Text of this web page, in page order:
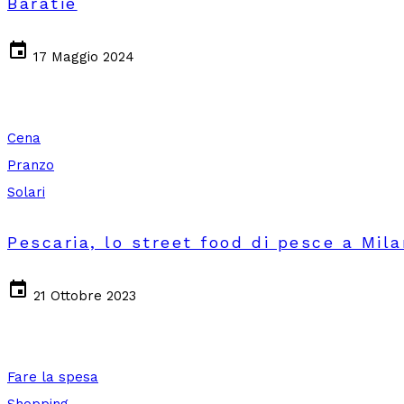
event 17 Maggio 2024
Cena
Pranzo
Solari
Pescaria, lo street food di pesce a
event 21 Ottobre 2023
Fare la spesa